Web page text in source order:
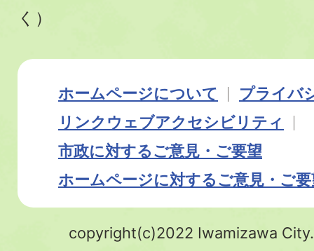
く）
ホームページについて
プライバ
リンク ウェブアクセシビリティ
市政に対するご意見・ご要望
ホームページに対するご意見・ご
copyright(c)2022 Iwamizawa